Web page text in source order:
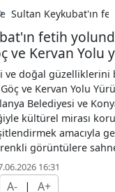
Sultan Keykubat'ın
fetih
ve Kervan Yolu
ve doğal
ve Kervan Yolu
Belediyesi ve
kültürel mirası
amacıyla
görüntülere
16:31
A- | A+